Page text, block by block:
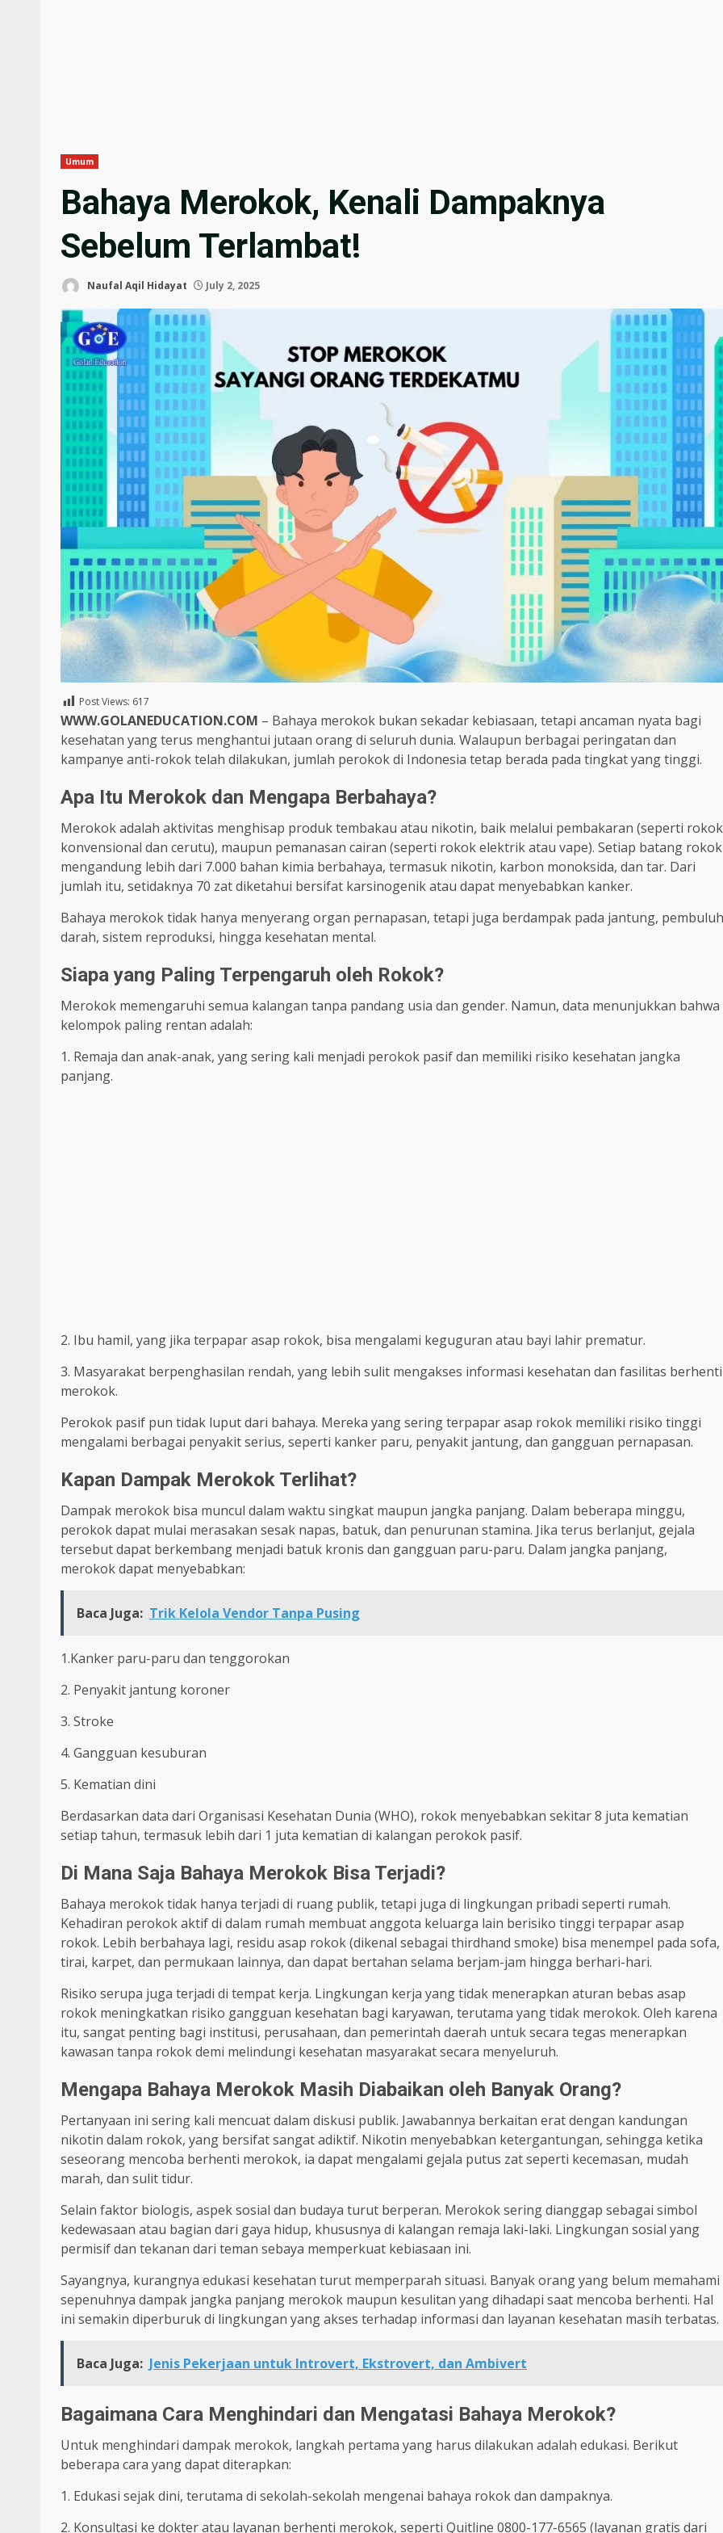
Umum
Bahaya Merokok, Kenali Dampaknya
Sebelum Terlambat!
Naufal Aqil Hidayat July 2, 2025
Post Views: 617
WWW.GOLANEDUCATION.COM – Bahaya merokok bukan sekadar kebiasaan, tetapi ancaman nyata bagi
kesehatan yang terus menghantui jutaan orang di seluruh dunia. Walaupun berbagai peringatan dan
kampanye anti-rokok telah dilakukan, jumlah perokok di Indonesia tetap berada pada tingkat yang tinggi.
Apa Itu Merokok dan Mengapa Berbahaya?
Merokok adalah aktivitas menghisap produk tembakau atau nikotin, baik melalui pembakaran (seperti rokok
konvensional dan cerutu), maupun pemanasan cairan (seperti rokok elektrik atau vape). Setiap batang rokok
mengandung lebih dari 7.000 bahan kimia berbahaya, termasuk nikotin, karbon monoksida, dan tar. Dari
jumlah itu, setidaknya 70 zat diketahui bersifat karsinogenik atau dapat menyebabkan kanker.
Bahaya merokok tidak hanya menyerang organ pernapasan, tetapi juga berdampak pada jantung, pembuluh
darah, sistem reproduksi, hingga kesehatan mental.
Siapa yang Paling Terpengaruh oleh Rokok?
Merokok memengaruhi semua kalangan tanpa pandang usia dan gender. Namun, data menunjukkan bahwa
kelompok paling rentan adalah:
1. Remaja dan anak-anak, yang sering kali menjadi perokok pasif dan memiliki risiko kesehatan jangka
panjang.
2. Ibu hamil, yang jika terpapar asap rokok, bisa mengalami keguguran atau bayi lahir prematur.
3. Masyarakat berpenghasilan rendah, yang lebih sulit mengakses informasi kesehatan dan fasilitas berhenti
merokok.
Perokok pasif pun tidak luput dari bahaya. Mereka yang sering terpapar asap rokok memiliki risiko tinggi
mengalami berbagai penyakit serius, seperti kanker paru, penyakit jantung, dan gangguan pernapasan.
Kapan Dampak Merokok Terlihat?
Dampak merokok bisa muncul dalam waktu singkat maupun jangka panjang. Dalam beberapa minggu,
perokok dapat mulai merasakan sesak napas, batuk, dan penurunan stamina. Jika terus berlanjut, gejala
tersebut dapat berkembang menjadi batuk kronis dan gangguan paru-paru. Dalam jangka panjang,
merokok dapat menyebabkan:
Baca Juga: Trik Kelola Vendor Tanpa Pusing
1.Kanker paru-paru dan tenggorokan
2. Penyakit jantung koroner
3. Stroke
4. Gangguan kesuburan
5. Kematian dini
Berdasarkan data dari Organisasi Kesehatan Dunia (WHO), rokok menyebabkan sekitar 8 juta kematian
setiap tahun, termasuk lebih dari 1 juta kematian di kalangan perokok pasif.
Di Mana Saja Bahaya Merokok Bisa Terjadi?
Bahaya merokok tidak hanya terjadi di ruang publik, tetapi juga di lingkungan pribadi seperti rumah.
Kehadiran perokok aktif di dalam rumah membuat anggota keluarga lain berisiko tinggi terpapar asap
rokok. Lebih berbahaya lagi, residu asap rokok (dikenal sebagai thirdhand smoke) bisa menempel pada sofa,
tirai, karpet, dan permukaan lainnya, dan dapat bertahan selama berjam-jam hingga berhari-hari.
Risiko serupa juga terjadi di tempat kerja. Lingkungan kerja yang tidak menerapkan aturan bebas asap
rokok meningkatkan risiko gangguan kesehatan bagi karyawan, terutama yang tidak merokok. Oleh karena
itu, sangat penting bagi institusi, perusahaan, dan pemerintah daerah untuk secara tegas menerapkan
kawasan tanpa rokok demi melindungi kesehatan masyarakat secara menyeluruh.
Mengapa Bahaya Merokok Masih Diabaikan oleh Banyak Orang?
Pertanyaan ini sering kali mencuat dalam diskusi publik. Jawabannya berkaitan erat dengan kandungan
nikotin dalam rokok, yang bersifat sangat adiktif. Nikotin menyebabkan ketergantungan, sehingga ketika
seseorang mencoba berhenti merokok, ia dapat mengalami gejala putus zat seperti kecemasan, mudah
marah, dan sulit tidur.
Selain faktor biologis, aspek sosial dan budaya turut berperan. Merokok sering dianggap sebagai simbol
kedewasaan atau bagian dari gaya hidup, khususnya di kalangan remaja laki-laki. Lingkungan sosial yang
permisif dan tekanan dari teman sebaya memperkuat kebiasaan ini.
Sayangnya, kurangnya edukasi kesehatan turut memperparah situasi. Banyak orang yang belum memahami
sepenuhnya dampak jangka panjang merokok maupun kesulitan yang dihadapi saat mencoba berhenti. Hal
ini semakin diperburuk di lingkungan yang akses terhadap informasi dan layanan kesehatan masih terbatas.
Baca Juga: Jenis Pekerjaan untuk Introvert, Ekstrovert, dan Ambivert
Bagaimana Cara Menghindari dan Mengatasi Bahaya Merokok?
Untuk menghindari dampak merokok, langkah pertama yang harus dilakukan adalah edukasi. Berikut
beberapa cara yang dapat diterapkan:
1. Edukasi sejak dini, terutama di sekolah-sekolah mengenai bahaya rokok dan dampaknya.
2. Konsultasi ke dokter atau layanan berhenti merokok, seperti Quitline 0800-177-6565 (layanan gratis dari